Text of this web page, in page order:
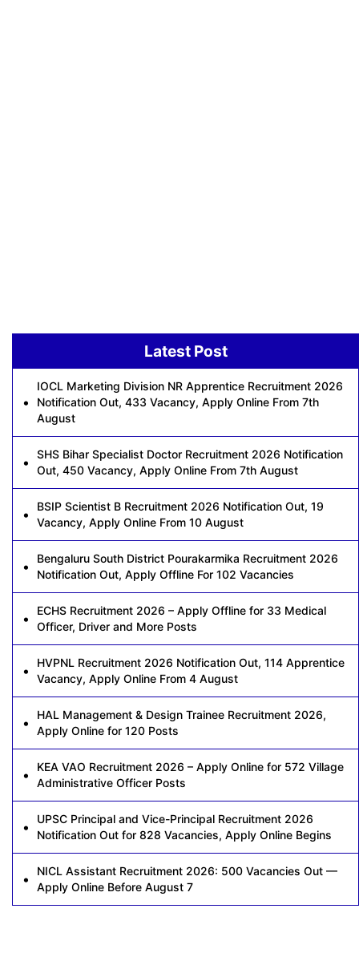
Latest Post
IOCL Marketing Division NR Apprentice Recruitment 2026
Notification Out, 433 Vacancy, Apply Online From 7th
August
SHS Bihar Specialist Doctor Recruitment 2026 Notification
Out, 450 Vacancy, Apply Online From 7th August
BSIP Scientist B Recruitment 2026 Notification Out, 19
Vacancy, Apply Online From 10 August
Bengaluru South District Pourakarmika Recruitment 2026
Notification Out, Apply Offline For 102 Vacancies
ECHS Recruitment 2026 – Apply Offline for 33 Medical
Officer, Driver and More Posts
HVPNL Recruitment 2026 Notification Out, 114 Apprentice
Vacancy, Apply Online From 4 August
HAL Management & Design Trainee Recruitment 2026,
Apply Online for 120 Posts
KEA VAO Recruitment 2026 – Apply Online for 572 Village
Administrative Officer Posts
UPSC Principal and Vice-Principal Recruitment 2026
Notification Out for 828 Vacancies, Apply Online Begins
NICL Assistant Recruitment 2026: 500 Vacancies Out —
Apply Online Before August 7